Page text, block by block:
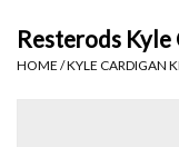
Schoenen
Resterods
HOME /KYLE CARDIGAN